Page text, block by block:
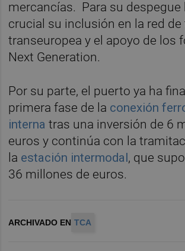
mercancías. Para su despegue
crucial su inclusión en la red
transeuropea y el apoyo de los
Next Generation.
Por su parte, el puerto ya ha
primera fase de la conexión
interna tras una inversión de 6
euros y continúa con la
la estación intermodal, que
36 millones de euros.
ARCHIVADO EN TCA